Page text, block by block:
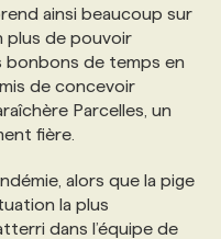
ainsi beaucoup sur
plus de pouvoir
de temps en
de concevoir
Parcelles, un
fière.
alors que la pige
la plus
dans l’équipe de